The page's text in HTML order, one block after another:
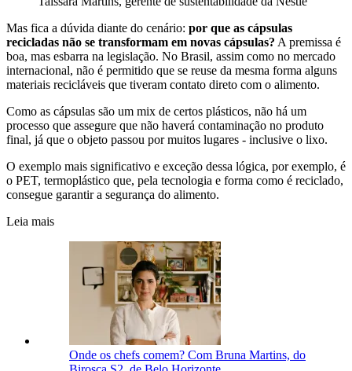
Mas fica a dúvida diante do cenário: por que as cápsulas
recicladas não se transformam em novas cápsulas? A premissa é
boa, mas esbarra na legislação. No Brasil, assim como no mercado
internacional, não é permitido que se reuse da mesma forma alguns
materiais recicláveis que tiveram contato direto com o alimento.
Como as cápsulas são um mix de certos plásticos, não há um
processo que assegure que não haverá contaminação no produto
final, já que o objeto passou por muitos lugares - inclusive o lixo.
O exemplo mais significativo e exceção dessa lógica, por exemplo, é
o PET, termoplástico que, pela tecnologia e forma como é reciclado,
consegue garantir a segurança do alimento.
Leia mais
Onde os chefs comem? Com Bruna Martins, do